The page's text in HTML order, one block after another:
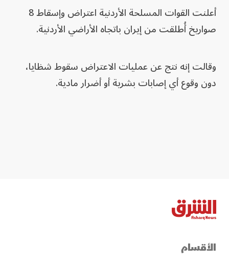
أعلنت القوات المسلحة الأردنية اعتراض وإسقاط 8
صواريخ أُطلقت من إيران باتجاه الأراضي الأردنية.
وقالت إنه نتج عن عمليات الاعتراض سقوط شظايا،
دون وقوع أي إصابات بشرية أو أضرار مادية.
الأقسام